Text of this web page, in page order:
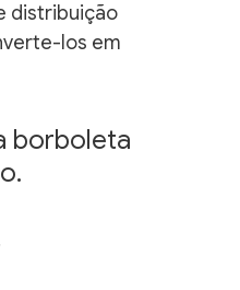
distribuição
los em
borboleta